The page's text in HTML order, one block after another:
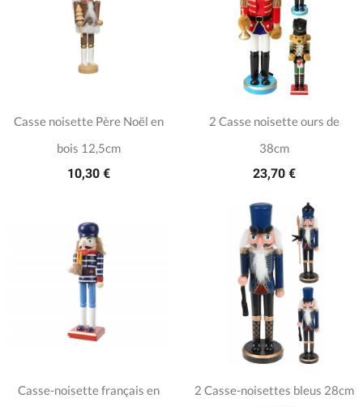
Casse noisette Père Noël en
bois 12,5cm
10,30 €
2 Casse noisette ours de
38cm
23,70 €
Casse-noisette français en
2 Casse-noisettes bleus 28cm